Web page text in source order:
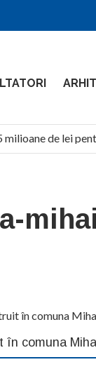
de lei
în comuna
comuna